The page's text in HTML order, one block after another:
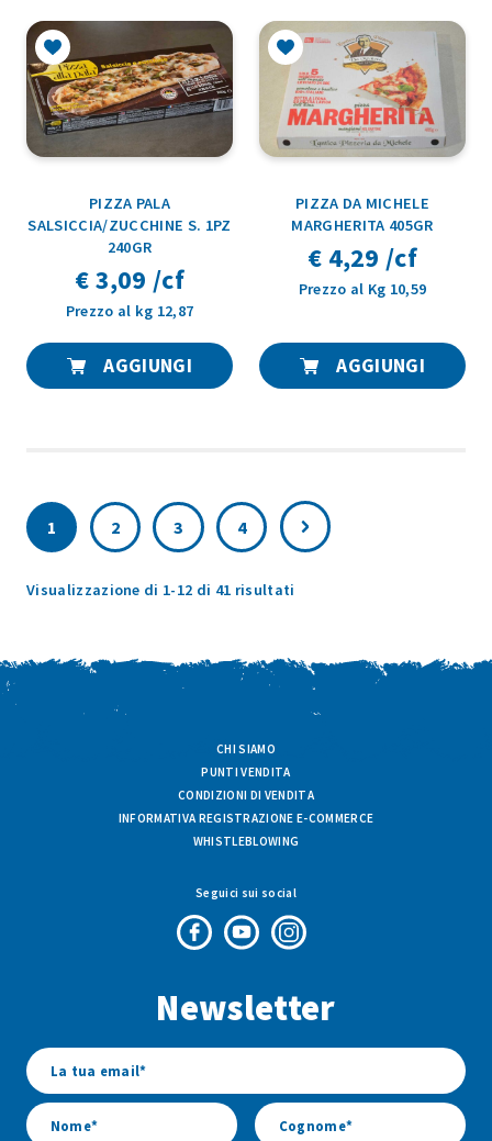
PIZZA PALA
SALSICCIA/ZUCCHINE S. 1PZ
240GR
€ 3,09 /cf
Prezzo al kg 12,87
AGGIUNGI
PIZZA DA MICHELE
MARGHERITA 405GR
€ 4,29 /cf
Prezzo al Kg 10,59
AGGIUNGI
1 2 3 4
Visualizzazione di 1-12 di 41 risultati
CHI SIAMO
PUNTI VENDITA
CONDIZIONI DI VENDITA
INFORMATIVA REGISTRAZIONE E-COMMERCE
WHISTLEBLOWING
Seguici sui social
di
di
di
Newsletter